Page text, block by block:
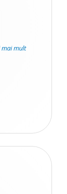
mai mult